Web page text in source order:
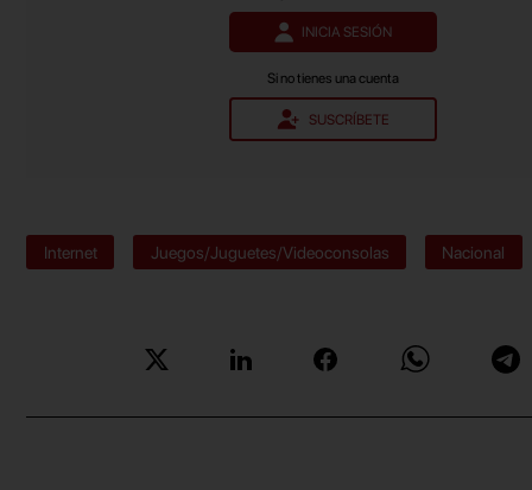
INICIA SESIÓN
Si no tienes una cuenta
SUSCRÍBETE
Internet Juegos/Juguetes/Videoconsolas Nacional